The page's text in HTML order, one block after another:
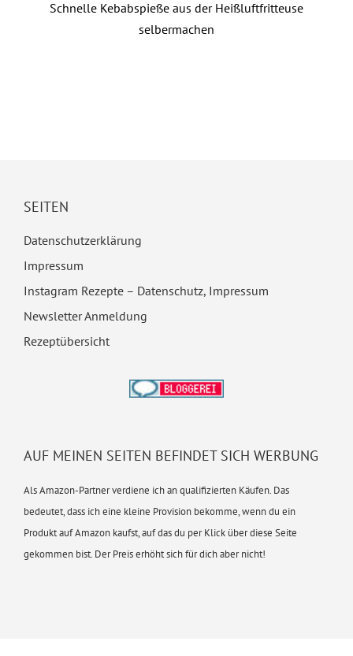
Schnelle Kebabspieße aus der Heißluftfritteuse
selbermachen
SEITEN
Datenschutzerklärung
Impressum
Instagram Rezepte – Datenschutz, Impressum
Newsletter Anmeldung
Rezeptübersicht
AUF MEINEN SEITEN BEFINDET SICH WERBUNG
Als Amazon-Partner verdiene ich an qualifizierten Käufen. Das
bedeutet, dass ich eine kleine Provision bekomme, wenn du ein
Produkt auf Amazon kaufst, auf das du per Klick über diese Seite
gekommen bist. Der Preis erhöht sich für dich aber nicht!